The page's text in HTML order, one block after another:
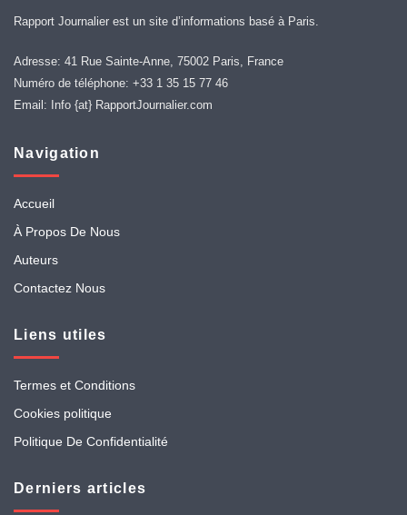
Rapport Journalier est un site d’informations basé à Paris.
Adresse: 41 Rue Sainte-Anne, 75002 Paris, France
Numéro de téléphone: +33 1 35 15 77 46
Email: Info {at} RapportJournalier.com
Navigation
Accueil
À Propos De Nous
Auteurs
Contactez Nous
Liens utiles
Termes et Conditions
Cookies politique
Politique De Confidentialité
Derniers articles